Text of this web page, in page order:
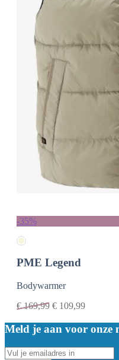
-35%
PME Legend
Bodywarmer
€169,99 € 109,99
Meld je aan voor onze